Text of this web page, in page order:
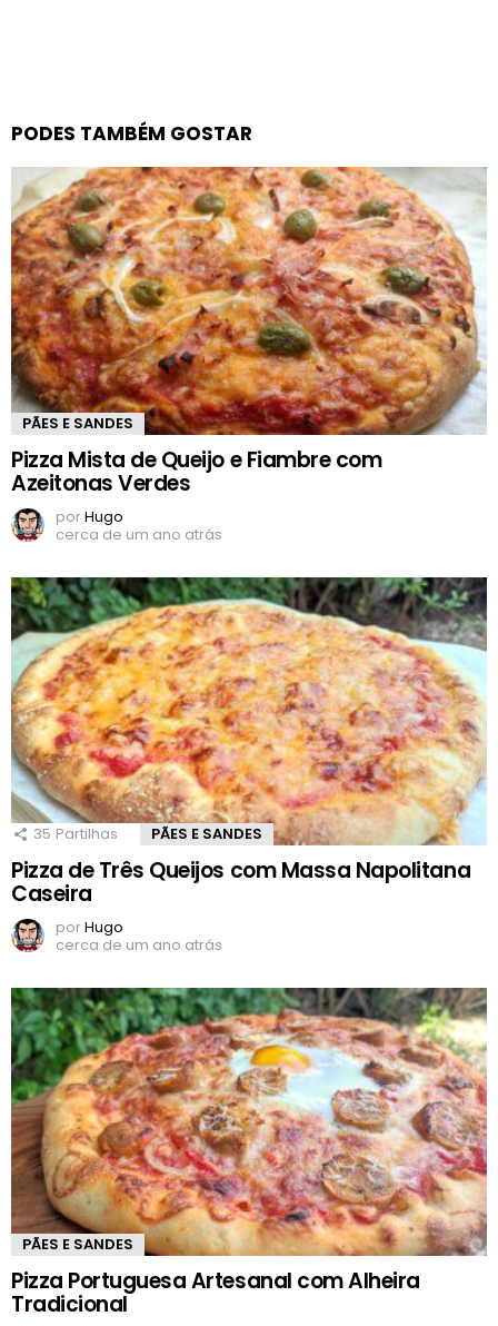
PODES TAMBÉM GOSTAR
PÃES E SANDES
Pizza Mista de Queijo e Fiambre com
Azeitonas Verdes
porHugo
cerca de um ano atrás
35 Partilhas PÃES E SANDES
Pizza de Três Queijos com Massa Napolitana
Caseira
porHugo
cerca de um ano atrás
PÃES E SANDES
Pizza Portuguesa Artesanal com Alheira
Tradicional